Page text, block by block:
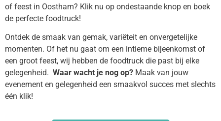
of feest in Oostham? Klik nu op ondestaande knop en boek
de perfecte foodtruck!
Ontdek de smaak van gemak, variëteit en onvergetelijke
momenten. Of het nu gaat om een intieme bijeenkomst of
een groot feest, wij hebben de foodtruck die past bij elke
gelegenheid. Waar wacht je nog op? Maak van jouw
evenement en gelegenheid een smaakvol succes met slechts
één klik!